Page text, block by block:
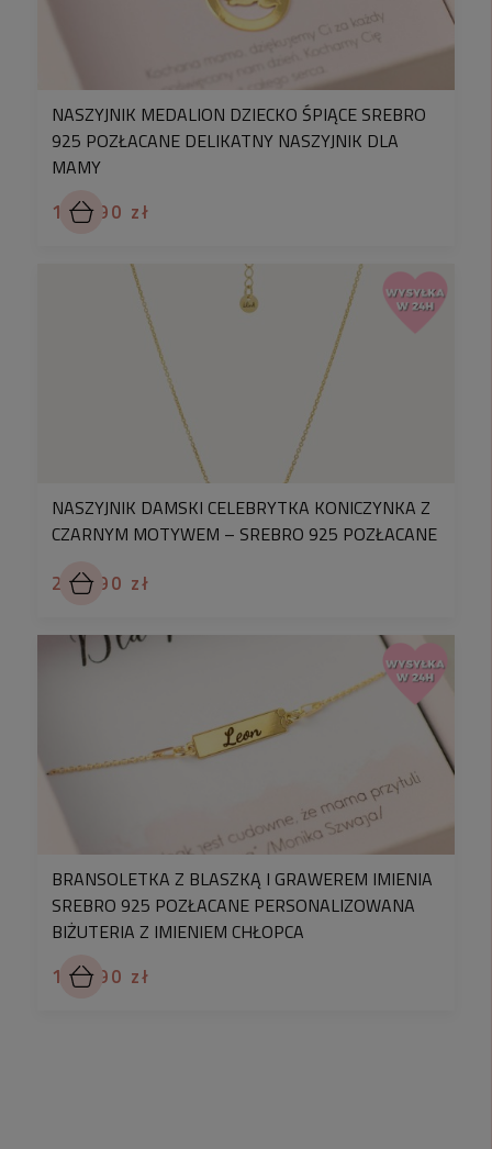
Poniżej zamieszczamy cechy probiercze
nadawane przez Urzędy Probiercze dla wyrobów ze
wszystkich metali szlachetnych.
NASZYJNIK MEDALION DZIECKO ŚPIĄCE SREBRO
925 POZŁACANE DELIKATNY NASZYJNIK DLA
MAMY
199,90 zł
NASZYJNIK DAMSKI CELEBRYTKA KONICZYNKA Z
CZARNYM MOTYWEM – SREBRO 925 POZŁACANE
249,90 zł
BRANSOLETKA Z BLASZKĄ I GRAWEREM IMIENIA
SREBRO 925 POZŁACANE PERSONALIZOWANA
BIŻUTERIA Z IMIENIEM CHŁOPCA
179,90 zł